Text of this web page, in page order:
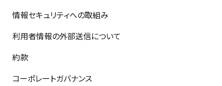
情報セキュリティへの取組み
利用者情報の外部送信について
約款
コーポレートガバナンス